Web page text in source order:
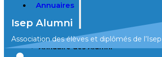
Annuaires
Annuaire des Alumni
Isep Alumni
Association des élèves et diplômés de l’Isep